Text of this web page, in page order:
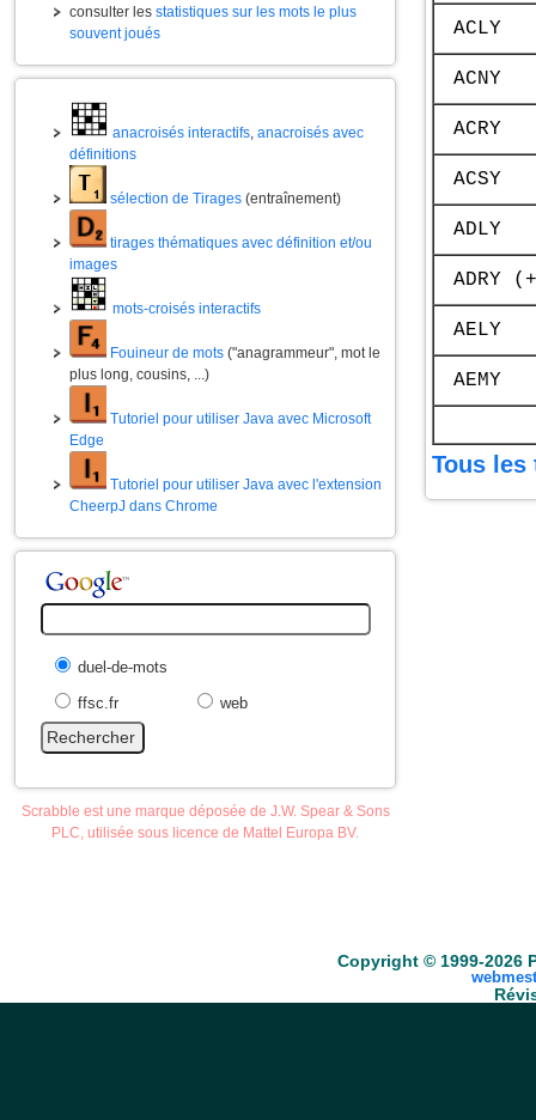
consulter les statistiques sur les mots le plus
souvent joués
anacroisés interactifs, anacroisés avec
définitions
sélection de Tirages (entraînement)
tirages thématiques avec définition et/ou
images
mots-croisés interactifs
Fouineur de mots ("anagrammeur", mot le
plus long, cousins, ...)
Tutoriel pour utiliser Java avec Microsoft
Edge
Tutoriel pour utiliser Java avec l'extension
CheerpJ dans Chrome
duel-de-mots
ffsc.fr
web
Scrabble est une marque déposée de J.W. Spear & Sons
PLC, utilisée sous licence de Mattel Europa BV.
ACLY
ACNY
ACRY
ACSY
ADLY
ADRY
AELY
AEMY
Tous les
Copyright © 1999-2026